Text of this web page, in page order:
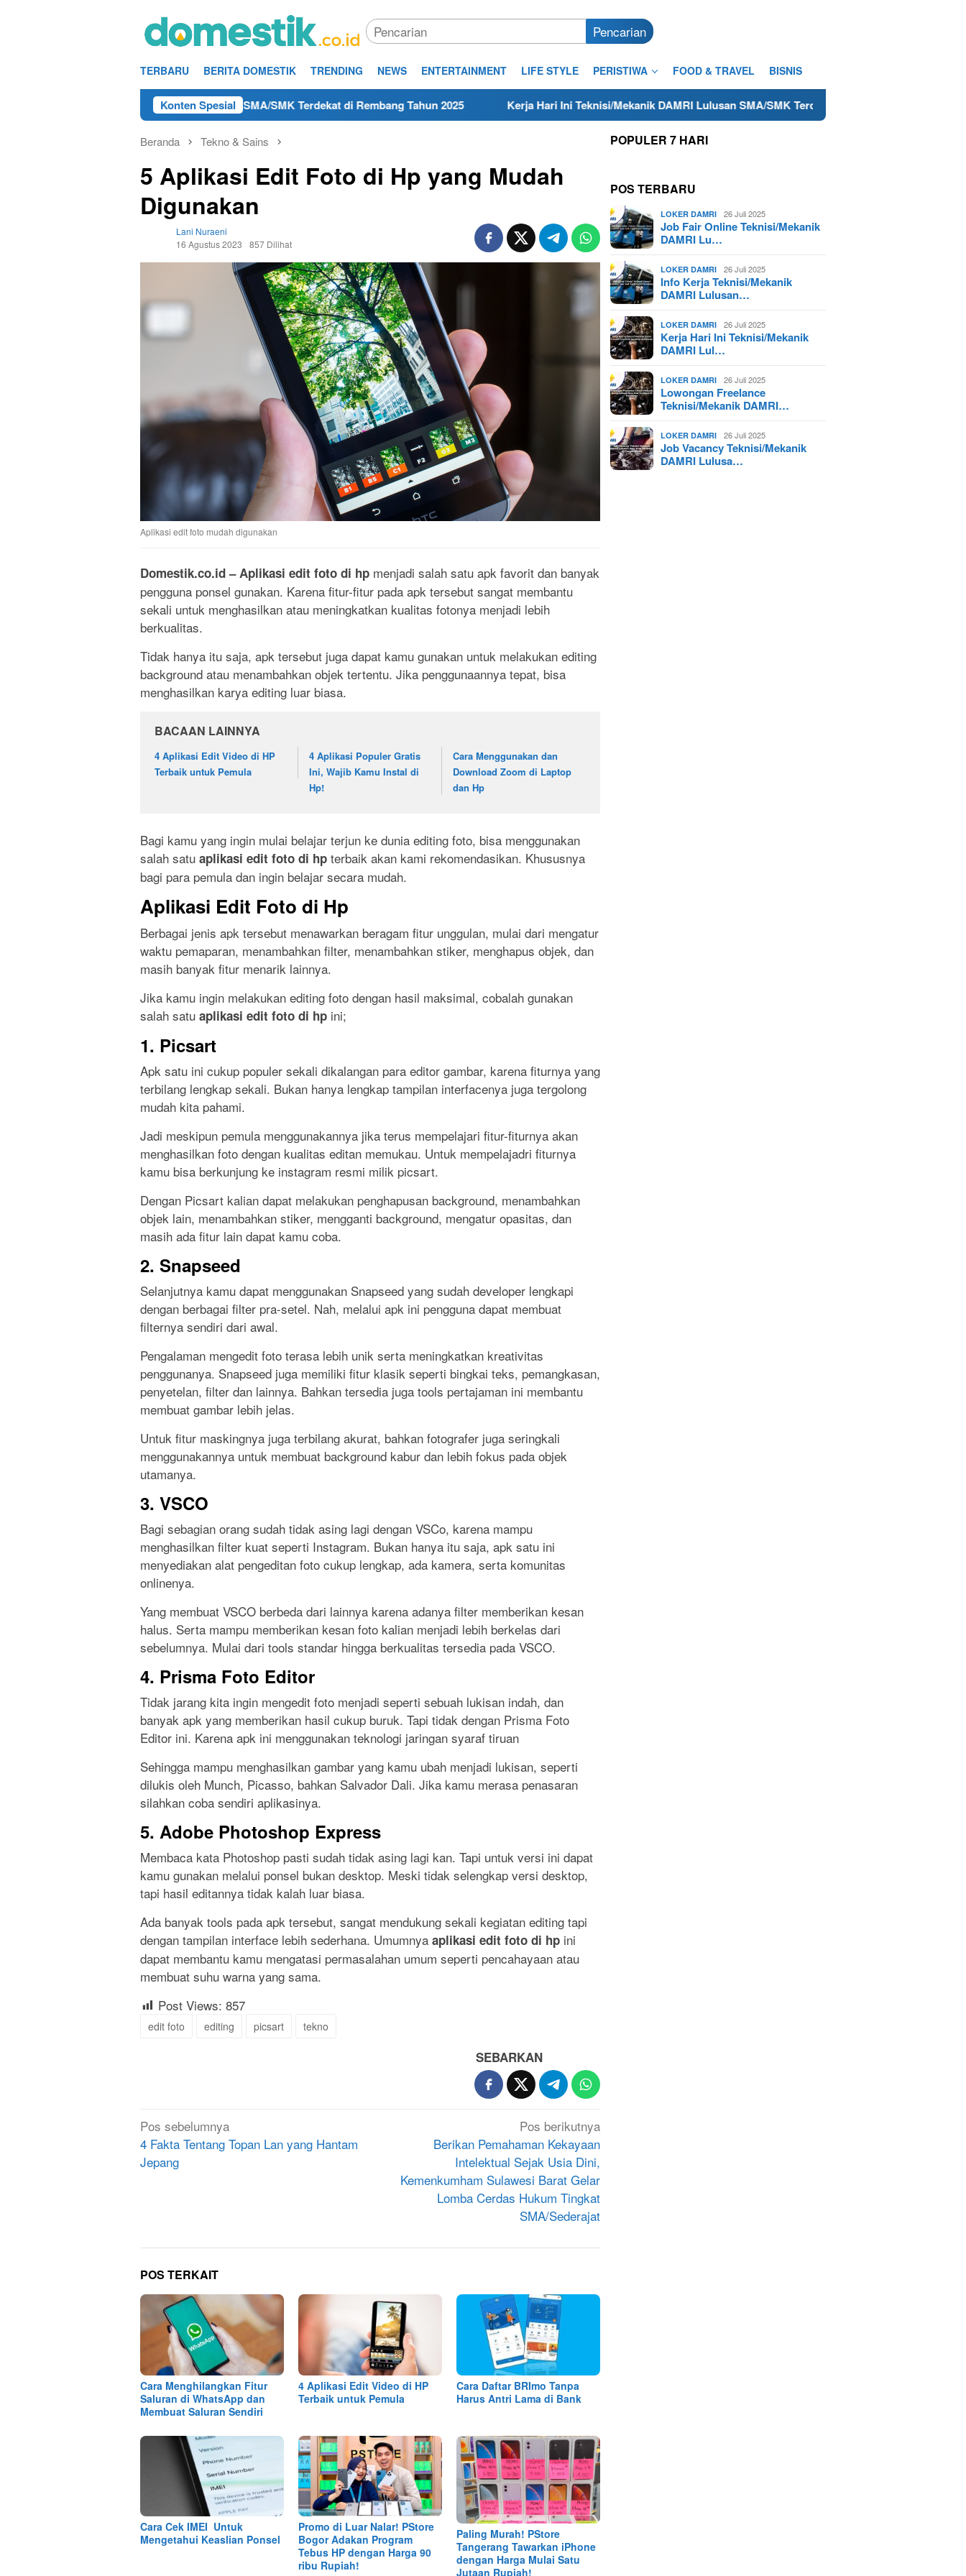
Pencarian
TERBARU BERITA DOMESTIK TRENDING NEWS ENTERTAINMENT LIFE STYLE PERISTIWA FOOD & TRAVEL BISNIS
Konten Spesial
Mekanik DAMRI Lulusan SMA/SMK Terdekat di Rembang Tahun 2025 Kerja Hari Ini Teknisi/Mekanik DAMRI Lulusan SMA/SMK Terdekat di Cilacap Tahun 2025
Beranda Tekno & Sains
5 Aplikasi Edit Foto di Hp yang Mudah
Digunakan
Lani Nuraeni
16 Agustus 2023
857 Dilihat
Aplikasi edit foto mudah digunakan
Domestik.co.id – Aplikasi edit foto di hp menjadi salah satu apk favorit dan banyak
pengguna ponsel gunakan. Karena fitur-fitur pada apk tersebut sangat membantu
sekali untuk menghasilkan atau meningkatkan kualitas fotonya menjadi lebih
berkualitas.
Tidak hanya itu saja, apk tersebut juga dapat kamu gunakan untuk melakukan editing
background atau menambahkan objek tertentu. Jika penggunaannya tepat, bisa
menghasilkan karya editing luar biasa.
BACAAN LAINNYA
4 Aplikasi Edit Video di HP
Terbaik untuk Pemula
4 Aplikasi Populer Gratis
Ini, Wajib Kamu Instal di
Hp!
Cara Menggunakan dan
Download Zoom di Laptop
dan Hp
Bagi kamu yang ingin mulai belajar terjun ke dunia editing foto, bisa menggunakan
salah satu aplikasi edit foto di hp terbaik akan kami rekomendasikan. Khususnya
bagi para pemula dan ingin belajar secara mudah.
Aplikasi Edit Foto di Hp
Berbagai jenis apk tersebut menawarkan beragam fitur unggulan, mulai dari mengatur
waktu pemaparan, menambahkan filter, menambahkan stiker, menghapus objek, dan
masih banyak fitur menarik lainnya.
Jika kamu ingin melakukan editing foto dengan hasil maksimal, cobalah gunakan
salah satu aplikasi edit foto di hp ini;
1. Picsart
Apk satu ini cukup populer sekali dikalangan para editor gambar, karena fiturnya yang
terbilang lengkap sekali. Bukan hanya lengkap tampilan interfacenya juga tergolong
mudah kita pahami.
Jadi meskipun pemula menggunakannya jika terus mempelajari fitur-fiturnya akan
menghasilkan foto dengan kualitas editan memukau. Untuk mempelajadri fiturnya
kamu bisa berkunjung ke instagram resmi milik picsart.
Dengan Picsart kalian dapat melakukan penghapusan background, menambahkan
objek lain, menambahkan stiker, mengganti background, mengatur opasitas, dan
masih ada fitur lain dapat kamu coba.
2. Snapseed
Selanjutnya kamu dapat menggunakan Snapseed yang sudah developer lengkapi
dengan berbagai filter pra-setel. Nah, melalui apk ini pengguna dapat membuat
filternya sendiri dari awal.
Pengalaman mengedit foto terasa lebih unik serta meningkatkan kreativitas
penggunanya. Snapseed juga memiliki fitur klasik seperti bingkai teks, pemangkasan,
penyetelan, filter dan lainnya. Bahkan tersedia juga tools pertajaman ini membantu
membuat gambar lebih jelas.
Untuk fitur maskingnya juga terbilang akurat, bahkan fotografer juga seringkali
menggunakannya untuk membuat background kabur dan lebih fokus pada objek
utamanya.
3. VSCO
Bagi sebagian orang sudah tidak asing lagi dengan VSCo, karena mampu
menghasilkan filter kuat seperti Instagram. Bukan hanya itu saja, apk satu ini
menyediakan alat pengeditan foto cukup lengkap, ada kamera, serta komunitas
onlinenya.
Yang membuat VSCO berbeda dari lainnya karena adanya filter memberikan kesan
halus. Serta mampu memberikan kesan foto kalian menjadi lebih berkelas dari
sebelumnya. Mulai dari tools standar hingga berkualitas tersedia pada VSCO.
4. Prisma Foto Editor
Tidak jarang kita ingin mengedit foto menjadi seperti sebuah lukisan indah, dan
banyak apk yang memberikan hasil cukup buruk. Tapi tidak dengan Prisma Foto
Editor ini. Karena apk ini menggunakan teknologi jaringan syaraf tiruan
Sehingga mampu menghasilkan gambar yang kamu ubah menjadi lukisan, seperti
dilukis oleh Munch, Picasso, bahkan Salvador Dali. Jika kamu merasa penasaran
silahkan coba sendiri aplikasinya.
5. Adobe Photoshop Express
Membaca kata Photoshop pasti sudah tidak asing lagi kan. Tapi untuk versi ini dapat
kamu gunakan melalui ponsel bukan desktop. Meski tidak selengkap versi desktop,
tapi hasil editannya tidak kalah luar biasa.
Ada banyak tools pada apk tersebut, sangat mendukung sekali kegiatan editing tapi
dengan tampilan interface lebih sederhana. Umumnya aplikasi edit foto di hp ini
dapat membantu kamu mengatasi permasalahan umum seperti pencahayaan atau
membuat suhu warna yang sama.
Post Views: 857
edit foto editing picsart tekno
SEBARKAN
Navigasi
pos
Pos sebelumnya
4 Fakta Tentang Topan Lan yang Hantam
Jepang
Pos berikutnya
Berikan Pemahaman Kekayaan
Intelektual Sejak Usia Dini,
Kemenkumham Sulawesi Barat Gelar
Lomba Cerdas Hukum Tingkat
SMA/Sederajat
POS TERKAIT
Cara Menghilangkan Fitur
Saluran di WhatsApp dan
Membuat Saluran Sendiri
4 Aplikasi Edit Video di HP
Terbaik untuk Pemula
Cara Daftar BRImo Tanpa
Harus Antri Lama di Bank
Cara Cek IMEI Untuk
Mengetahui Keaslian Ponsel
Promo di Luar Nalar! PStore
Bogor Adakan Program
Tebus HP dengan Harga 90
ribu Rupiah!
Paling Murah! PStore
Tangerang Tawarkan iPhone
dengan Harga Mulai Satu
Jutaan Rupiah!
POPULER 7 HARI
POS TERBARU
LOKER DAMRI 26 Juli 2025
Job Fair Online Teknisi/Mekanik
DAMRI Lu…
LOKER DAMRI 26 Juli 2025
Info Kerja Teknisi/Mekanik
DAMRI Lulusan…
LOKER DAMRI 26 Juli 2025
Kerja Hari Ini Teknisi/Mekanik
DAMRI Lul…
LOKER DAMRI 26 Juli 2025
Lowongan Freelance
Teknisi/Mekanik DAMRI…
LOKER DAMRI 26 Juli 2025
Job Vacancy Teknisi/Mekanik
DAMRI Lulusa…